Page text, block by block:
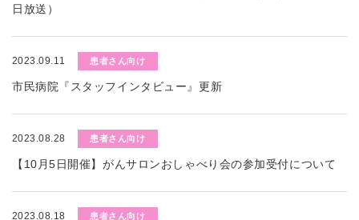
日放送）
2023.09.11 患者さん向け
市民病院『スタッフインタビュー』更新
2023.08.28 患者さん向け
【10月5日開催】がんサロンおしゃべり会の参加受付について
2023.08.18 患者さん向け